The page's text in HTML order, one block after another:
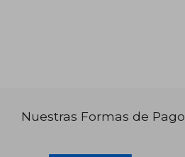
Nuestras Formas de Pago